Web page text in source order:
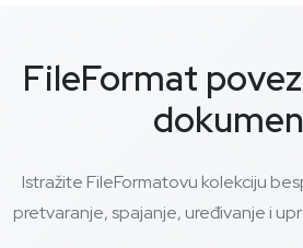
FileFormat
Istražite FileFormatovu kolekciju
pretvaranje, spajanje, uređivanje i